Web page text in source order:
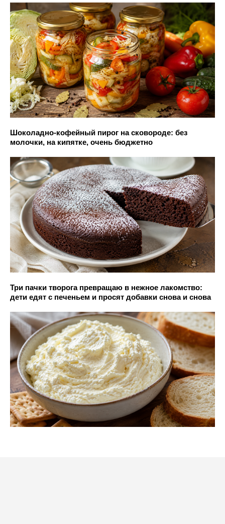
Шоколадно-кофейный пирог на сковороде: без
молочки, на кипятке, очень бюджетно
Три пачки творога превращаю в нежное лакомство:
дети едят с печеньем и просят добавки снова и снова